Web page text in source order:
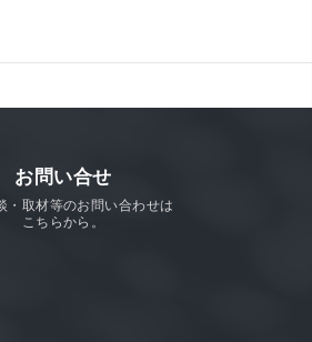
お問い合せ
・取材等のお問い合わせは
こちらから。